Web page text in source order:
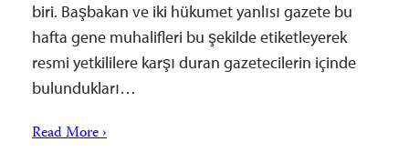
biri. Başbakan ve iki hükumet yanlısı gazete bu
hafta gene muhalifleri bu şekilde etiketleyerek
resmi yetkililere karşı duran gazetecilerin içinde
bulundukları…
Read More ›